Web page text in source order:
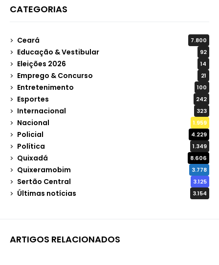
CATEGORIAS
Ceará 7.800
Educação & Vestibular 92
Eleições 2026 14
Emprego & Concurso 21
Entretenimento 100
Esportes 242
Internacional 323
Nacional 1.959
Policial 4.229
Política 1.349
Quixadá 8.606
Quixeramobim 3.778
Sertão Central 3.125
Últimas notícias 3.154
ARTIGOS RELACIONADOS